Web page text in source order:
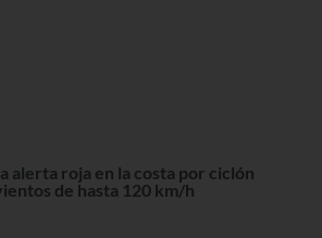
alerta roja en la costa por ciclón
de hasta 120 km/h